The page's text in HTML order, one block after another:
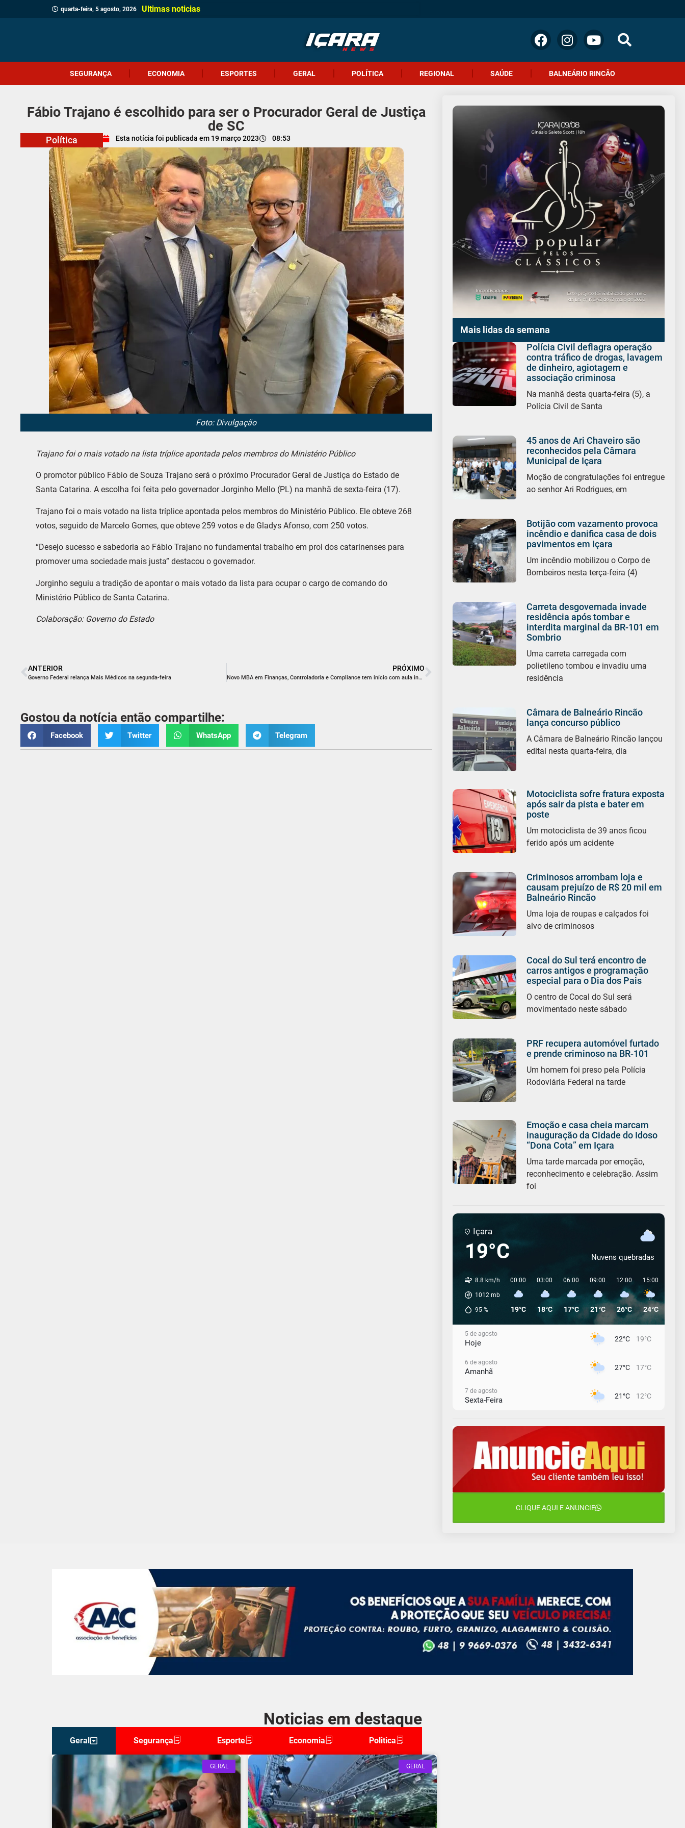
quarta-feira, 5 agosto, 2026 Ultimas noticias
SEGURANÇA ECONOMIA ESPORTES GERAL POLÍTICA REGIONAL SAÚDE BALNEÁRIO RINCÃO
Fábio Trajano é escolhido para ser o Procurador Geral de Justiça
de SC
Política Esta notícia foi publicada em 19 março 2023 08:53
Foto: Divulgação
Trajano foi o mais votado na lista tríplice apontada pelos membros do Ministério Público
O promotor público Fábio de Souza Trajano será o próximo Procurador Geral de Justiça do Estado de
Santa Catarina. A escolha foi feita pelo governador Jorginho Mello (PL) na manhã de sexta-feira (17).
Trajano foi o mais votado na lista tríplice apontada pelos membros do Ministério Público. Ele obteve 268
votos, seguido de Marcelo Gomes, que obteve 259 votos e de Gladys Afonso, com 250 votos.
“Desejo sucesso e sabedoria ao Fábio Trajano no fundamental trabalho em prol dos catarinenses para
promover uma sociedade mais justa” destacou o governador.
Jorginho seguiu a tradição de apontar o mais votado da lista para ocupar o cargo de comando do
Ministério Público de Santa Catarina.
Colaboração: Governo do Estado
ANTERIOR
Governo Federal relança Mais Médicos na segunda-feira
PRÓXIMO
Novo MBA em Finanças, Controladoria e Compliance tem início com aula inaugural concorrida
Gostou da notícia então compartilhe:
Facebook Twitter WhatsApp Telegram
Mais lidas da semana
Polícia Civil deflagra operação
contra tráfico de drogas, lavagem
de dinheiro, agiotagem e
associação criminosa
Na manhã desta quarta-feira (5), a
Polícia Civil de Santa
45 anos de Ari Chaveiro são
reconhecidos pela Câmara
Municipal de Içara
Moção de congratulações foi entregue
ao senhor Ari Rodrigues, em
Botijão com vazamento provoca
incêndio e danifica casa de dois
pavimentos em Içara
Um incêndio mobilizou o Corpo de
Bombeiros nesta terça-feira (4)
Carreta desgovernada invade
residência após tombar e
interdita marginal da BR-101 em
Sombrio
Uma carreta carregada com
polietileno tombou e invadiu uma
residência
Câmara de Balneário Rincão
lança concurso público
A Câmara de Balneário Rincão lançou
edital nesta quarta-feira, dia
Motociclista sofre fratura exposta
após sair da pista e bater em
poste
Um motociclista de 39 anos ficou
ferido após um acidente
Criminosos arrombam loja e
causam prejuízo de R$ 20 mil em
Balneário Rincão
Uma loja de roupas e calçados foi
alvo de criminosos
Cocal do Sul terá encontro de
carros antigos e programação
especial para o Dia dos Pais
O centro de Cocal do Sul será
movimentado neste sábado
PRF recupera automóvel furtado
e prende criminoso na BR-101
Um homem foi preso pela Polícia
Rodoviária Federal na tarde
Emoção e casa cheia marcam
inauguração da Cidade do Idoso
“Dona Cota” em Içara
Uma tarde marcada por emoção,
reconhecimento e celebração. Assim
foi
Içara
19°C Nuvens quebradas
8.8 km/h
1012mb
95%
00:00
19°C
03:00
18°C
06:00
17°C
09:00
21°C
12:00
26°C
15:00
24°C
5 de agosto
Hoje 22°C 19°C
6 de agosto
Amanhã 27°C 17°C
7 de agosto
Sexta-Feira 21°C 12°C
Sábado 23°C 11°C
9 de agosto
Domingo
10 de agosto
12°C 10°C
CLIQUE AQUI E ANUNCIE
Noticias em destaque
Geral Segurança Esporte Economia Politica
GERAL GERAL